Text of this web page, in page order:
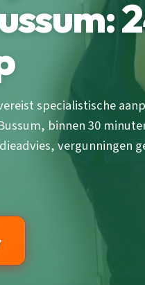
specialistische
binnen 30
vergunningen